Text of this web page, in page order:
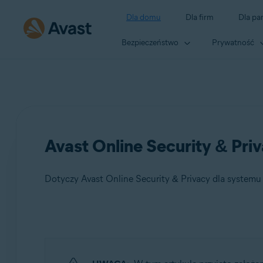
Dla domu Dla firm Dla
Bezpieczeństwo Prywatność
Avast Online Security &
Dotyczy Avast Online Security & Privacy dla